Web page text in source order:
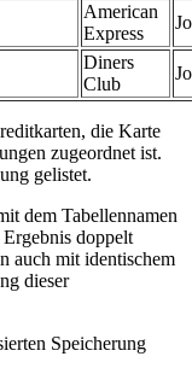
American
Express
Diners
Club
die Karte
zugeordnet ist.
gelistet.
dem Tabellennamen
doppelt
auch mit identischem
dieser
Speicherung